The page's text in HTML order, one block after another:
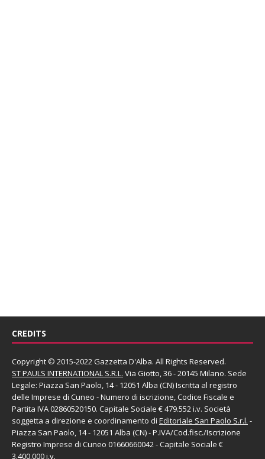
CREDITS
Copyright © 2015-2022 Gazzetta D'Alba. All Rights Reserved.
ST PAULS INTERNATIONAL S.R.L. Via Giotto, 36 - 20145 Milano. Sede
Legale: Piazza San Paolo, 14 - 12051 Alba (CN) Iscritta al registro
delle Imprese di Cuneo - Numero di iscrizione, Codice Fiscale e
Partita IVA 02860520150. Capitale Sociale € 479.552 i.v. Società
soggetta a direzione e coordinamento di Editoriale San Paolo S.r.l. -
Piazza San Paolo, 14 - 12051 Alba (CN) - P.IVA/Cod.fisc./Iscrizione
Registro Imprese di Cuneo 01660660042 - Capitale Sociale €
3.400.000 i.v.